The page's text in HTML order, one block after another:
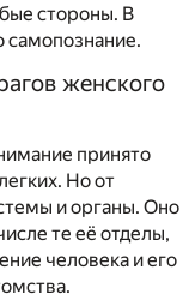
стороны. В
самопознание.
женского
принято
Но от
и органы. Оно
те её отделы,
человека и его